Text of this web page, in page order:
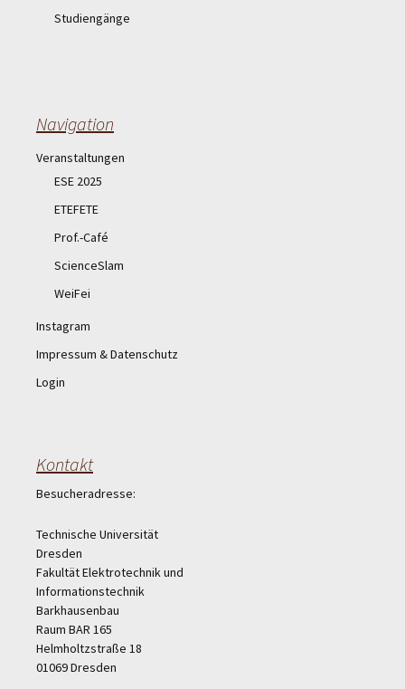
Studiengänge
Navigation
Veranstaltungen
ESE 2025
ETEFETE
Prof.-Café
ScienceSlam
WeiFei
Instagram
Impressum & Datenschutz
Login
Kontakt
Besucheradresse:
Technische Universität
Dresden
Fakultät Elektrotechnik und
Informationstechnik
Barkhausenbau
Raum BAR 165
Helmholtzstraße 18
01069 Dresden